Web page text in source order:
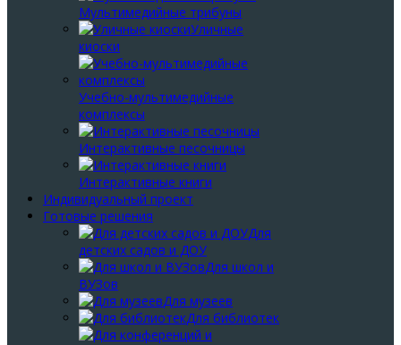
Мультимедийные трибуны
Уличные
киоски
Учебно-мультимедийные
комплексы
Интерактивные песочницы
Интерактивные книги
Индивидуальный проект
Готовые решения
Для
детских садов и ДОУ
Для школ и
ВУЗов
Для музеев
Для библиотек